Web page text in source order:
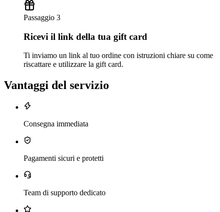
Passaggio 3
Ricevi il link della tua gift card
Ti inviamo un link al tuo ordine con istruzioni chiare su come
riscattare e utilizzare la gift card.
Vantaggi del servizio
Consegna immediata
Pagamenti sicuri e protetti
Team di supporto dedicato